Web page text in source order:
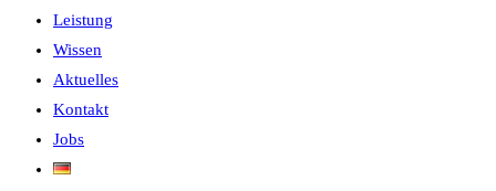
Leistung
Wissen
Aktuelles
Kontakt
Jobs